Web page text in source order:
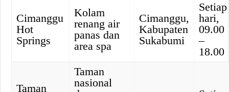
Cimanggu
Hot
Springs
Kolam
renang air
panas dan
area spa
Cimanggu,
Kabupaten
Sukabumi
Setiap
hari,
09.00
–
18.00
Taman
Taman
nasional